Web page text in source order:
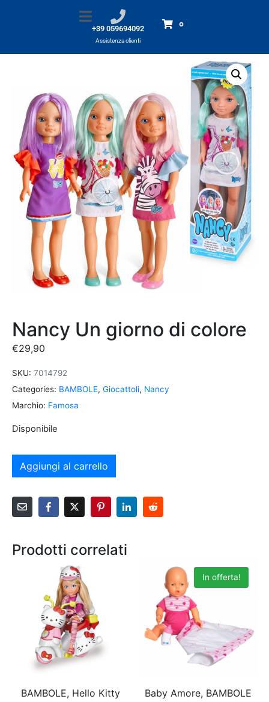
+39 059694092
Assistenza clienti
0
Prodotti Nancy Un giorno di colore
Nancy Un giorno di colore
€29,90
SKU: 7014792
Categories: BAMBOLE, Giocattoli, Nancy
Marchio: Famosa
Disponibile
Aggiungi al carrello
Prodotti correlati
BAMBOLE, Hello Kitty
In offerta!
Baby Amore, BAMBOLE